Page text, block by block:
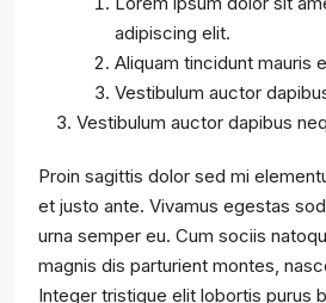
adipiscing elit.
Aliquam tincidunt mauris
Vestibulum auctor
Vestibulum auctor dapibus
Proin sagittis dolor sed mi
et justo ante. Vivamus egestas
urna semper eu. Cum sociis
magnis dis parturient montes,
Integer tristique elit lobortis purus